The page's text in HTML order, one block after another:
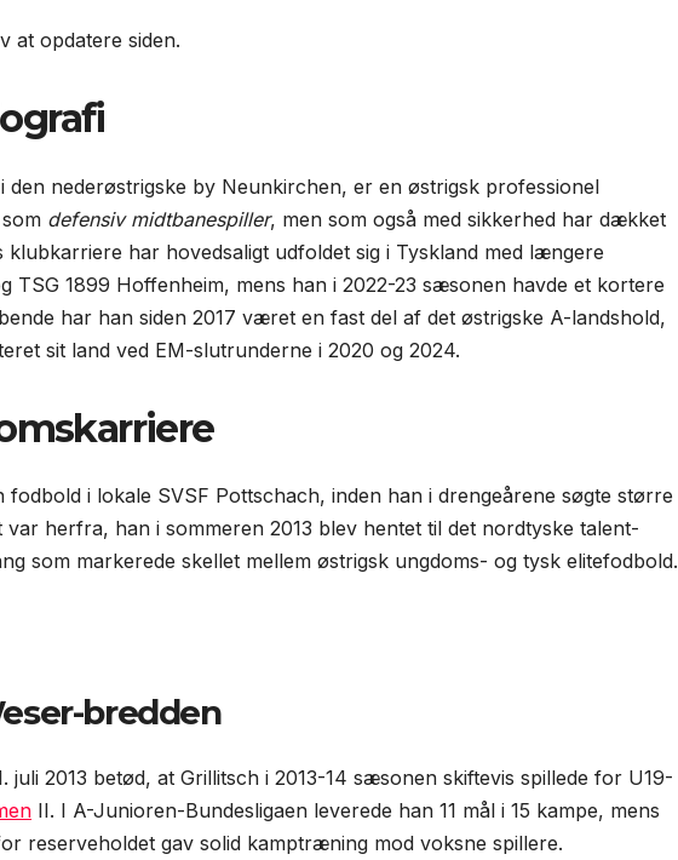
at opdatere siden.
den neder­østrigske by Neunkirchen, er en østrigsk professionel
defensiv midtbanespiller, men som også med sikkerhed har dækket
klubkarriere har hoved­saligt udfoldet sig i Tyskland med længere
TSG 1899 Hoffenheim, mens han i 2022-23 sæsonen havde et kortere
har han siden 2017 været en fast del af det østrigske A-landshold,
sit land ved EM-slutrunderne i 2020 og 2024.
fodbold i lokale SVSF Pottschach, inden han i drengeårene søgte større
herfra, han i sommeren 2013 blev hentet til det nordtyske talent­
som markerede skellet mellem østrigsk ungdoms- og tysk elite­fodbold.
bredden
juli 2013 betød, at Grillitsch i 2013-14 sæsonen skiftevis spillede for U19-
II. I A-Junioren-Bundesligaen leverede han 11 mål i 15 kampe, mens
reserveholdet gav solid kamptræning mod voksne spillere.